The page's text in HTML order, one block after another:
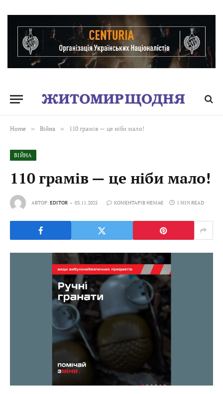
Home » Війна » 110 грамів — це ніби мало!
ВІЙНА
110 грамів — це ніби мало!
АВТОР:EDITOR 03.11.2025 КОМЕНТАРІВ НЕМАЄ 1 MIN READ